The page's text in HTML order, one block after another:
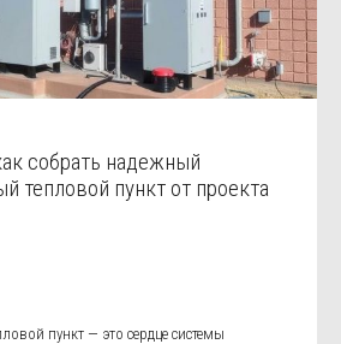
собрать надежный
тепловой пункт от проекта
пункт — это сердце системы